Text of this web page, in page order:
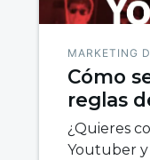
MARKETING
Cómo
reglas
¿Quieres
Youtuber y